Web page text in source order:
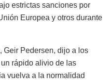
estrictas sanciones por
Europea y otros durante
Geir Pedersen, dijo a los
rápido alivio de las
vuelva a la normalidad